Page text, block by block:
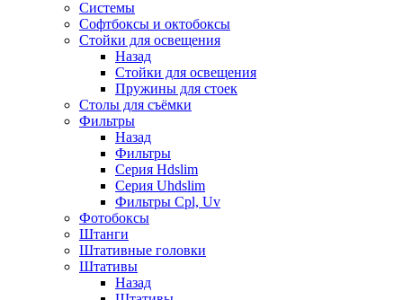
Системы
Софтбоксы и октобоксы
Стойки для освещения
Назад
Стойки для освещения
Пружины для стоек
Столы для съёмки
Фильтры
Назад
Фильтры
Серия Hdslim
Серия Uhdslim
Фильтры Cpl, Uv
Фотобоксы
Штанги
Штативные головки
Штативы
Назад